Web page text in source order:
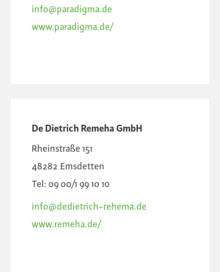
info@paradigma.de
www.paradigma.de/
De Dietrich Remeha GmbH
Rheinstraße 151
48282 Emsdetten
Tel: 09 00/1 99 10 10
info@dedietrich-rehema.de
www.remeha.de/